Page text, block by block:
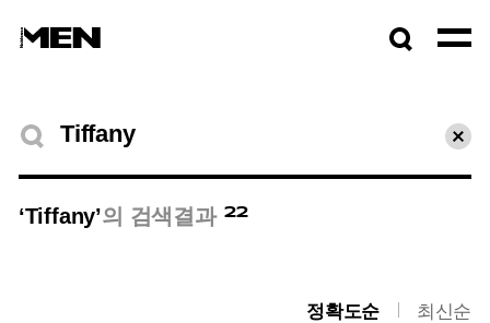
검색결과
초기
‘Tiffany’의 검색결과 22
정확도순 최신순